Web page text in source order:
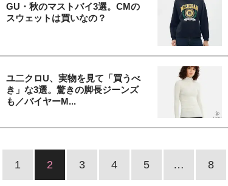
GU・秋のマストバイ3選。CMの
スウェットは買いなの？
ユ二クロU、実物を見て「買うべ
き」な3選。驚きの脚長ジーンズ
も／バイヤーM...
1 2 3 4 5 … 8